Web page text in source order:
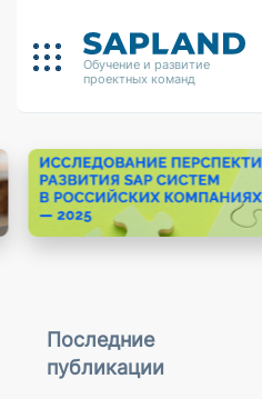
Обучение и развитие
проектных команд
Последние
публикации